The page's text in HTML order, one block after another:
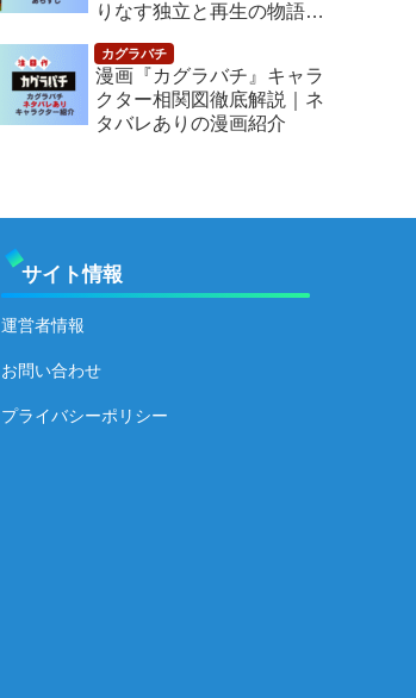
りなす独立と再生の物語
漫画『カグラバチ』キャラ
クター相関図徹底解説｜ネ
タバレありの漫画紹介
サイト情報
運営者情報
お問い合わせ
プライバシーポリシー